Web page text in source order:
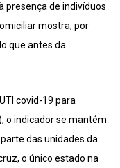
presença de indivíduos
mostra, por
que antes da
covid-19 para
o indicador se mantém
das unidades da
o único estado na